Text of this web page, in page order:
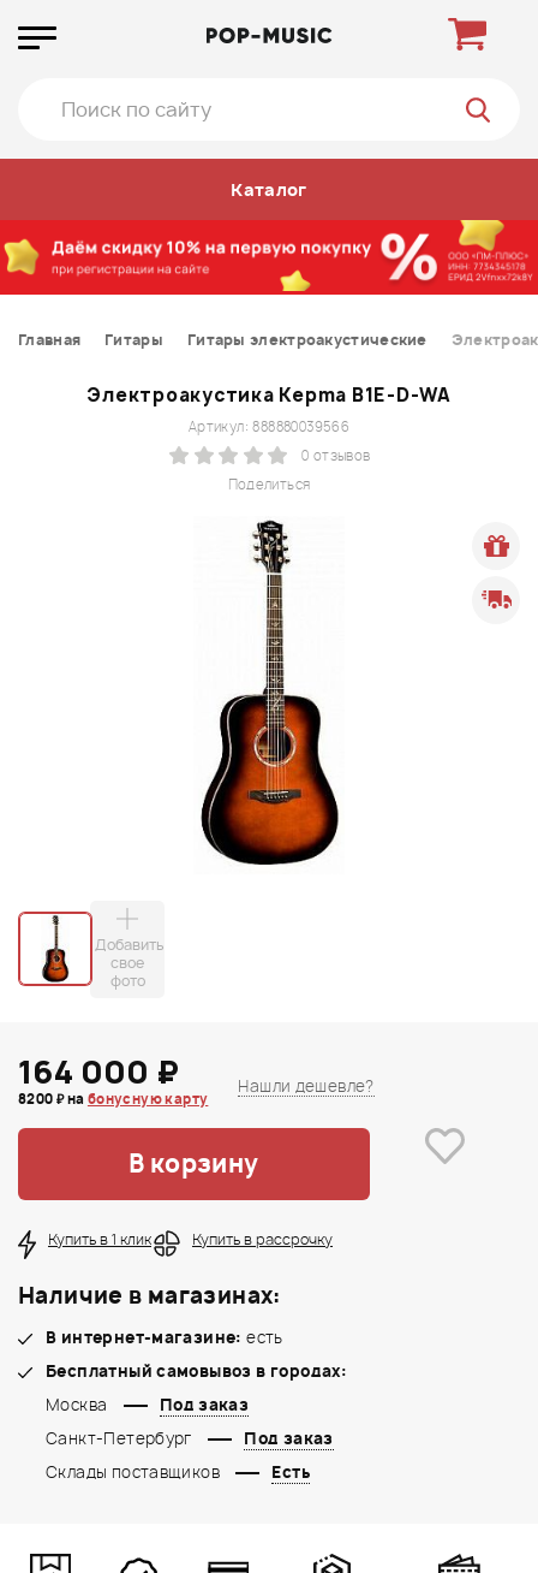
Каталог
Главная Гитары Гитары электроакустические
Электроакустика Kepma B1E-D-WA
Поделиться
Артикул: 888880039566
0 отзывов
Добавить
свое
фото
164 000 ₽
8200 ₽ на бонусную карту
Нашли дешевле?
В корзину
Купить в 1 клик Купить в рассрочку
Наличие в магазинах:
В интернет-магазине: есть
Бесплатный самовывоз в городах:
Москва
Под заказ
Санкт-Петербург
Под заказ
Склады поставщиков
Есть